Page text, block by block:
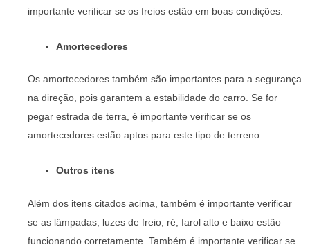
importante verificar se os freios estão em boas condições.
Amortecedores
Os amortecedores também são importantes para a segurança
na direção, pois garantem a estabilidade do carro. Se for
pegar estrada de terra, é importante verificar se os
amortecedores estão aptos para este tipo de terreno.
Outros itens
Além dos itens citados acima, também é importante verificar
se as lâmpadas, luzes de freio, ré, farol alto e baixo estão
funcionando corretamente. Também é importante verificar se